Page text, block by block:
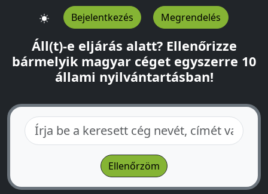
Bejelentkezés Megrendelés
Áll(t)-e eljárás alatt? Ellenőrizze
bármelyik magyar céget egyszerre 10
állami nyilvántartásban!